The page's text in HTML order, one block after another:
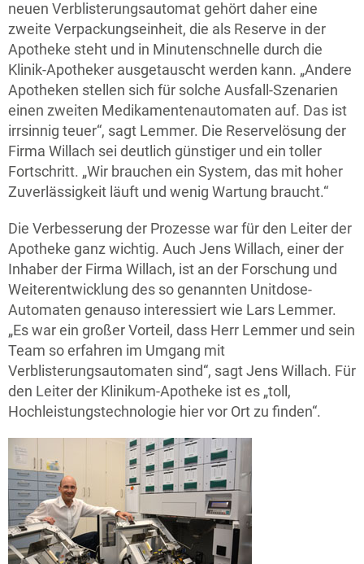
neuen Verblisterungsautomat gehört daher eine
zweite Verpackungseinheit, die als Reserve in der
Apotheke steht und in Minutenschnelle durch die
Klinik-Apotheker ausgetauscht werden kann. „Andere
Apotheken stellen sich für solche Ausfall-Szenarien
einen zweiten Medikamentenautomaten auf. Das ist
irrsinnig teuer“, sagt Lemmer. Die Reservelösung der
Firma Willach sei deutlich günstiger und ein toller
Fortschritt. „Wir brauchen ein System, das mit hoher
Zuverlässigkeit läuft und wenig Wartung braucht.“
Die Verbesserung der Prozesse war für den Leiter der
Apotheke ganz wichtig. Auch Jens Willach, einer der
Inhaber der Firma Willach, ist an der Forschung und
Weiterentwicklung des so genannten Unitdose-
Automaten genauso interessiert wie Lars Lemmer.
„Es war ein großer Vorteil, dass Herr Lemmer und sein
Team so erfahren im Umgang mit
Verblisterungsautomaten sind“, sagt Jens Willach. Für
den Leiter der Klinikum-Apotheke ist es „toll,
Hochleistungstechnologie hier vor Ort zu finden“.